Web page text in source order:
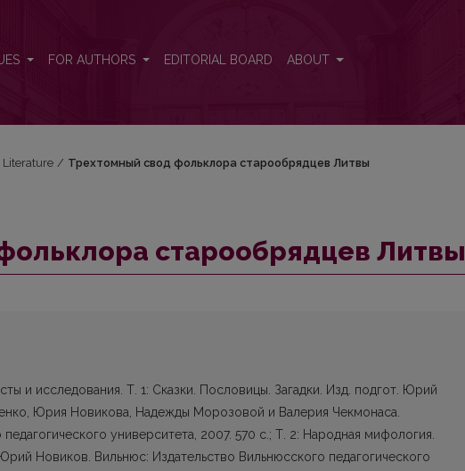
FOR AUTHORS EDITORIAL BOARD ABOUT
Literature / Трехтомный свод фольклора старообрядцев Литвы
старообрядцев Литвы
и исследования. Т. 1: Сказки. Пословицы. Загадки. Изд. подгот. Юрий
Юрия Новикова, Надежды Морозовой и Валерия Чекмонаса.
университета, 2007. 570 с.; Т. 2: Народная мифология.
Новиков. Вильнюс: Издательство Вильнюсского педагогического